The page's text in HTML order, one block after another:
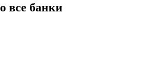
все банки